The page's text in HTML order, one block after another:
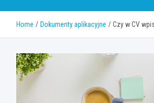
Home Dokumenty aplikacyjne Czy w CV